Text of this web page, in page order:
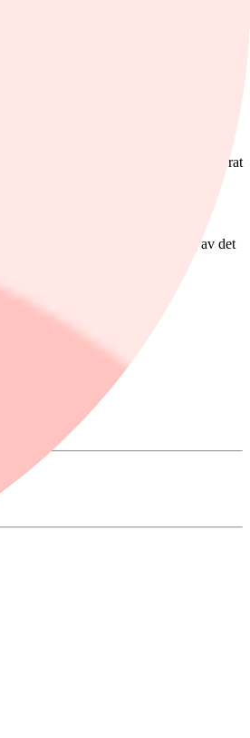
fastställdes genom att accelererat
inklusive finansiering av det
kronor, exklusive potentiella